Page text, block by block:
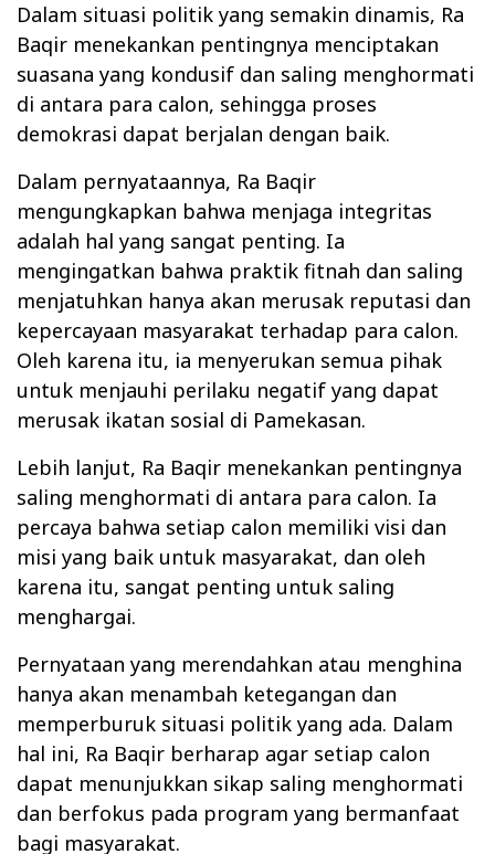
Dalam situasi politik yang semakin dinamis, Ra
Baqir menekankan pentingnya menciptakan
suasana yang kondusif dan saling menghormati
di antara para calon, sehingga proses
demokrasi dapat berjalan dengan baik.
Dalam pernyataannya, Ra Baqir
mengungkapkan bahwa menjaga integritas
adalah hal yang sangat penting. Ia
mengingatkan bahwa praktik fitnah dan saling
menjatuhkan hanya akan merusak reputasi dan
kepercayaan masyarakat terhadap para calon.
Oleh karena itu, ia menyerukan semua pihak
untuk menjauhi perilaku negatif yang dapat
merusak ikatan sosial di Pamekasan.
Lebih lanjut, Ra Baqir menekankan pentingnya
saling menghormati di antara para calon. Ia
percaya bahwa setiap calon memiliki visi dan
misi yang baik untuk masyarakat, dan oleh
karena itu, sangat penting untuk saling
menghargai.
Pernyataan yang merendahkan atau menghina
hanya akan menambah ketegangan dan
memperburuk situasi politik yang ada. Dalam
hal ini, Ra Baqir berharap agar setiap calon
dapat menunjukkan sikap saling menghormati
dan berfokus pada program yang bermanfaat
bagi masyarakat.